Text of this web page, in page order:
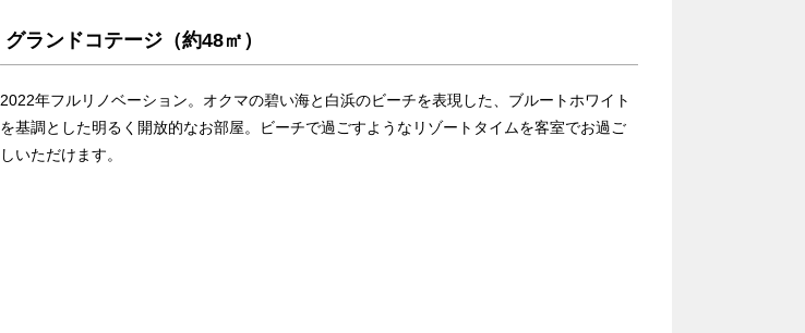
グランドコテージ（約48㎡）
2022年フルリノベーション。オクマの碧い海と白浜のビーチを表現した、ブルートホワイト
を基調とした明るく開放的なお部屋。ビーチで過ごすようなリゾートタイムを客室でお過ご
しいただけます。